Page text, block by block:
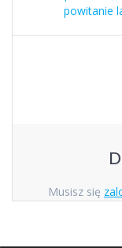
wpisupowitanie
Musisz się